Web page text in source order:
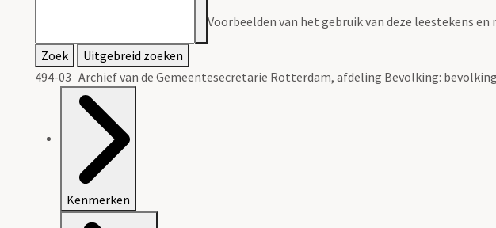
Voorbeelden van het gebruik van deze leestekens
Zoek
Uitgebreid zoeken
494-03 Archief van de Gemeentesecretarie Rotterdam, afdeling Bevolking:
Kenmerken